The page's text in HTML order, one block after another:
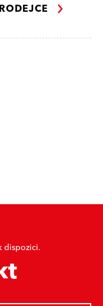
dispozici.